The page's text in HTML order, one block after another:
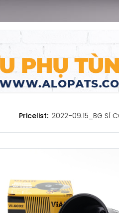
Pricelist: 2022-09.15_BG SỈ
CHÍNH SÁCH
Chính sách và quy định chung
Thanh toán và giao hàng
Liên hệ